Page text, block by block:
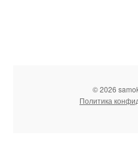
© 2026
Политика